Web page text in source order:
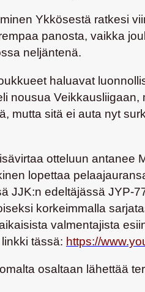
Ykkösestä ratkesi
panosta, vaikka
neljäntenä.
haluavat
nousua
mutta sitä ei auta nyt
otteluun antanee
lopettaa
JJK:n edeltäjässä JYP-
korkeimmalla
valmentajista
tässä: https://
osaltaan lähettää